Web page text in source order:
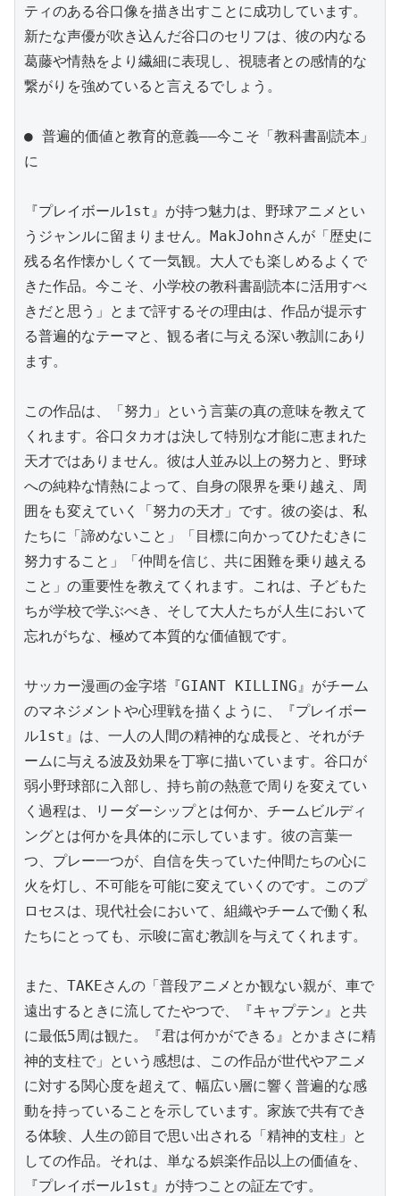
ティのある谷口像を描き出すことに成功しています。
新たな声優が吹き込んだ谷口のセリフは、彼の内なる
葛藤や情熱をより繊細に表現し、視聴者との感情的な
繋がりを強めていると言えるでしょう。
● 普遍的価値と教育的意義――今こそ「教科書副読本」
に
『プレイボール1st』が持つ魅力は、野球アニメとい
うジャンルに留まりません。MakJohnさんが「歴史に
残る名作懐かしくて一気観。大人でも楽しめるよくで
きた作品。今こそ、小学校の教科書副読本に活用すべ
きだと思う」とまで評するその理由は、作品が提示す
る普遍的なテーマと、観る者に与える深い教訓にあり
ます。
この作品は、「努力」という言葉の真の意味を教えて
くれます。谷口タカオは決して特別な才能に恵まれた
天才ではありません。彼は人並み以上の努力と、野球
への純粋な情熱によって、自身の限界を乗り越え、周
囲をも変えていく「努力の天才」です。彼の姿は、私
たちに「諦めないこと」「目標に向かってひたむきに
努力すること」「仲間を信じ、共に困難を乗り越える
こと」の重要性を教えてくれます。これは、子どもた
ちが学校で学ぶべき、そして大人たちが人生において
忘れがちな、極めて本質的な価値観です。
サッカー漫画の金字塔『GIANT KILLING』がチーム
のマネジメントや心理戦を描くように、『プレイボー
ル1st』は、一人の人間の精神的な成長と、それがチ
ームに与える波及効果を丁寧に描いています。谷口が
弱小野球部に入部し、持ち前の熱意で周りを変えてい
く過程は、リーダーシップとは何か、チームビルディ
ングとは何かを具体的に示しています。彼の言葉一
つ、プレー一つが、自信を失っていた仲間たちの心に
火を灯し、不可能を可能に変えていくのです。このプ
ロセスは、現代社会において、組織やチームで働く私
たちにとっても、示唆に富む教訓を与えてくれます。
また、TAKEさんの「普段アニメとか観ない親が、車で
遠出するときに流してたやつで、『キャプテン』と共
に最低5周は観た。『君は何かができる』とかまさに精
神的支柱で」という感想は、この作品が世代やアニメ
に対する関心度を超えて、幅広い層に響く普遍的な感
動を持っていることを示しています。家族で共有でき
る体験、人生の節目で思い出される「精神的支柱」と
しての作品。それは、単なる娯楽作品以上の価値を、
『プレイボール1st』が持つことの証左です。